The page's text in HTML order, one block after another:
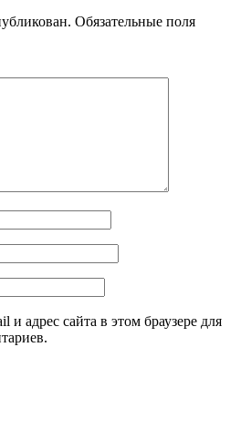
Обязательные поля
и адрес сайта в этом браузере для